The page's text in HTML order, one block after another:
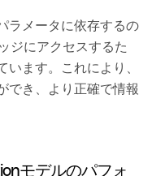
ラメータに依存するの
ジにアクセスするた
ます。これにより、
でき、より正確で情報
モデルのパフォ